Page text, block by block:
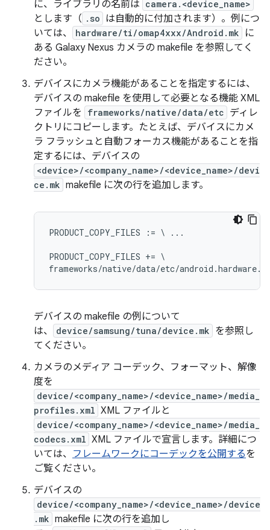
に、ライブラリの名前は camera.<device_name>
とします（ .so は自動的に付加されます）。例につ
いては、
hardware/ti/omap4xxx/Android.mk
に
ある Galaxy Nexus カメラの makefile を参照してく
ださい。
デバイスにカメラ機能があることを指定するには、
デバイスの makefile を使用して必要となる機能 XML
ファイルを
frameworks/native/data/etc ディレ
クトリにコピーします。たとえば、デバイスにカメ
ラ フラッシュと自動フォーカス機能があることを指
定するには、デバイスの
<device>/<company_name>/<device_name>/devi
ce.mk makefile に次の行を追加します。
PRODUCT_COPY_FILES := \ ...
PRODUCT_COPY_FILES += \
デバイスの makefile の例について
は、
device/samsung/tuna/device.mk を参照し
てください。
カメラのメディア コーデック、フォーマット、解像
度を
device/<company_name>/<device_name>/media_
profiles.xml XML ファイルと
device/<company_name>/<device_name>/media_
codecs.xml XML ファイルで宣言します。詳細につ
いては、 フレームワークにコーデックを公開するを
ご覧ください。
デバイスの
device/<company_name>/<device_name>/device
.mk makefile に次の行を追加し